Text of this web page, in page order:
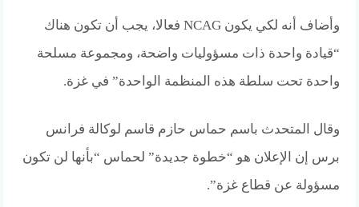
وأضاف أنه لكي يكون NCAG فعالا، يجب أن تكون هناك
“قيادة واحدة ذات مسؤوليات واضحة، ومجموعة مسلحة
واحدة تحت سلطة هذه المنظمة الواحدة” في غزة.
وقال المتحدث باسم حماس حازم قاسم لوكالة فرانس
برس إن الإعلان هو “خطوة جديدة” لحماس “بأنها لن تكون
مسؤولة عن قطاع غزة”.